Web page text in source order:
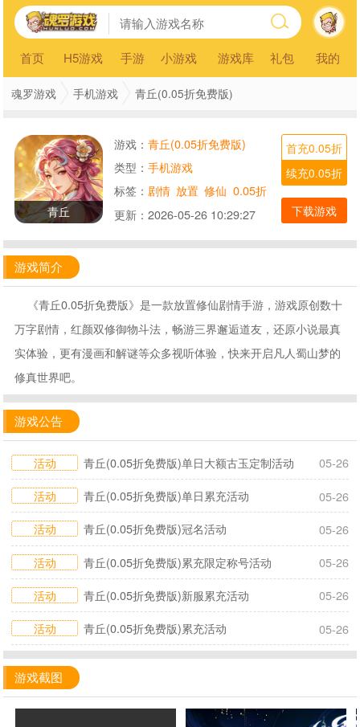
首页 H5游戏 手游 小游戏 游戏库 礼包 我的
魂罗游戏 手机游戏 青丘(0.05折免费版)
青丘
游戏： 青丘(0.05折免费版)
类型： 手机游戏
标签： 剧情 放置 修仙 0.05折
更新： 2026-05-26 10:29:27
首充0.05折
续充0.05折
下载游戏
游戏简介
《青丘0.05折免费版》是一款放置修仙剧情手游，游戏原创数十
万字剧情，红颜双修御物斗法，畅游三界邂逅道友，还原小说最真
实体验，更有漫画和解谜等众多视听体验，快来开启凡人蜀山梦的
修真世界吧。
游戏公告
活动 青丘(0.05折免费版)单日大额古玉定制活动
05-26
活动
青丘(0.05折免费版)单日累充活动
05-26
活动
青丘(0.05折免费版)冠名活动
05-26
活动
青丘(0.05折免费版)累充限定称号活动
05-26
活动
青丘(0.05折免费版)新服累充活动
05-26
活动
青丘(0.05折免费版)累充活动 05-26
游戏截图